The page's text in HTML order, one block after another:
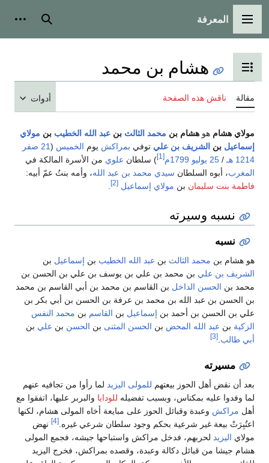
القائمة الرئيسية
المعرفة بحث
تبديل عرض جدول المحتويات
هشام بن محمد
مقالة ناقش هذه الصفحة أدوات
مولاي هشام هو هشام بن محمد الثالث بن عبد الله الخطيب بن مولاي
إسماعيل بن الشريف بن علي توفي بمراكش يوم الخميس (21 صفر
1214 هـ
/ 25 يوليو 1799م [1] ) سلطان علوي من الأسرة المالكة في
المغرب، أبوه السلطان سيدي محمد بن عبد الله، وأمه بنتُ عمّ أبيه:
فاطمة بنت سليمان بن مولاي إسماعيل [2]
نسبه وسيرته
نسبه
هو هشام بن محمد الثالث بن عبد الله الخطيب بن إسماعيل بن
الشريف بن علي بن محمد بن علي بن يوسف بن علي بن الحسن بن
محمد بن الحسن الداخل بن القاسم بن محمد بن أبي القاسم بن محمد
بن الحسن بن عبد الله بن محمد بن عرفة بن الحسن بن أبي بكر بن
علي بن الحسن بن أحمد بن إسماعيل بن القاسم بن محمد النفس
الزكية بن عبد الله المحض بن الحسن المثنى بن الحسن بن علي بن
أبي طالب [3]
مسيرته
بعد أن نقض أهل الحوز بيعتهم للمولى اليزيد لما رأوا من تجافيه عنهم
لما وفدوا عليه بمكناس، وبسبب تفضيله للودايا والبربر عليها، اتفقوا مع
أهل مراكش وعبدة وقبائل الحوز على مبايعة أخاه المولى هشام، لكنها
اعتُبِرَتْ بيعة غير شرعية بحكم وجود سلطان شرعي غيره. [4]
نهض
مولاي اليزيد لحربهم، فدخل مراكش واستباحها جيشه، فجمع المولى
هشام جيشا من قبائل دكالة وعبدة، وقصده بمراكش، فخرج اليزيد